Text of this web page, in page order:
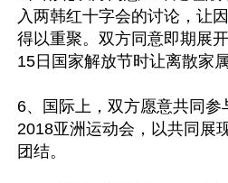
入两韩红十字会的讨论，让
得以重聚。双方同意即期展
15日国家解放节时让离散家属
6、国际上，双方愿意共同
2018亚洲运动会，以共同展
团结。